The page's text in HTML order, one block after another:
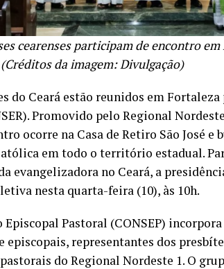
cearenses participam de encontro
da imagem: Divulgação)
do Ceará estão reunidos em
Promovido pelo Regional
ocorre na Casa de Retiro São José e
em todo o território estadual.
evangelizadora no Ceará, a
nesta quarta-feira (10), às 10h.
Pastoral (CONSEP)
episcopais, representantes dos
do Regional Nordeste 1. O